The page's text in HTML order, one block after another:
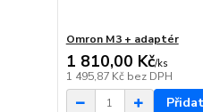
Omron M3 + adaptér
1 810,00 Kč/ks
1 495,87 Kč bez DPH